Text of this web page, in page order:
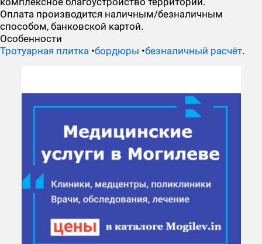
Оплата производится наличным/безналичным
способом, банковской картой.
Особенности
Тротуарная плитка •бордюры •безналичный расчёт.